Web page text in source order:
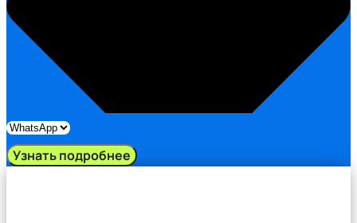
Узнать подробнее